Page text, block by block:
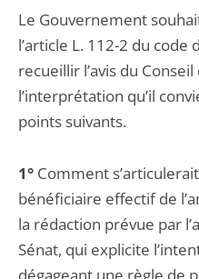
Le Gouvernement
l’article L. 112-2 du
recueillir l’avis du Conseil
l’interprétation qu’il
points suivants.
1° Comment
bénéficiaire effectif de
la rédaction prévue par
Sénat, qui explicite